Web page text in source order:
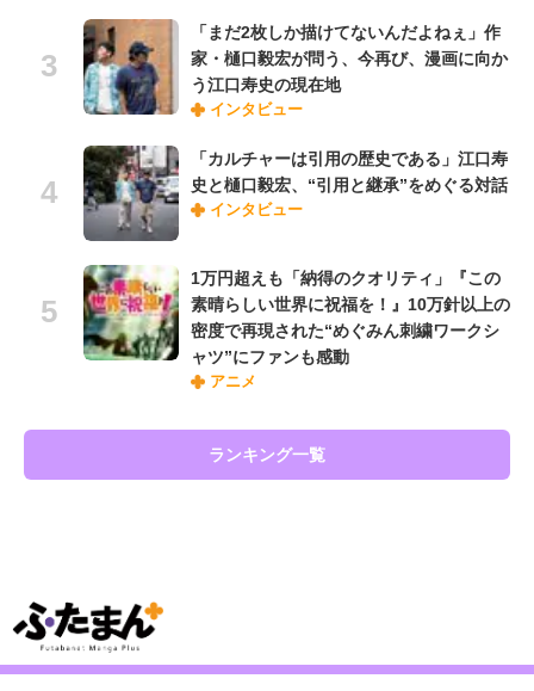
「まだ2枚しか描けてないんだよねぇ」作
家・樋口毅宏が問う、今再び、漫画に向か
う江口寿史の現在地
インタビュー
「カルチャーは引用の歴史である」江口寿
史と樋口毅宏、“引用と継承”をめぐる対話
インタビュー
1万円超えも「納得のクオリティ」『この
素晴らしい世界に祝福を！』10万針以上の
密度で再現された“めぐみん刺繍ワークシ
ャツ”にファンも感動
アニメ
ランキング一覧